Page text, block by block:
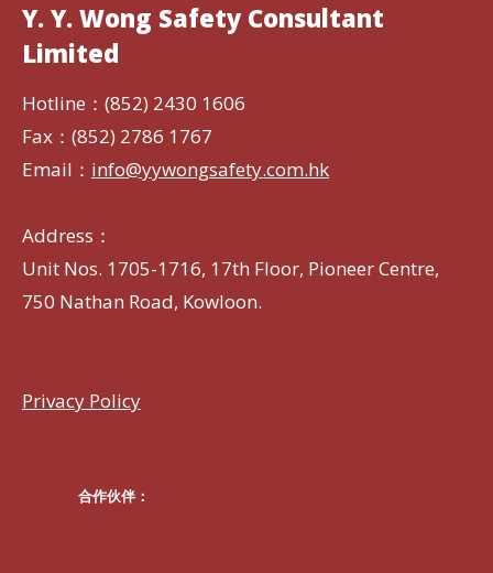
Y. Y. Wong Safety Consultant
Limited
Hotline：(852) 2430 1606
Fax：(852) 2786 1767
Email： info@yywongsafety.com.hk
Address：
Unit Nos. 1705-1716, 17th Floor, Pioneer Centre,
750 Nathan Road, Kowloon.
Privacy Policy
合作伙伴：